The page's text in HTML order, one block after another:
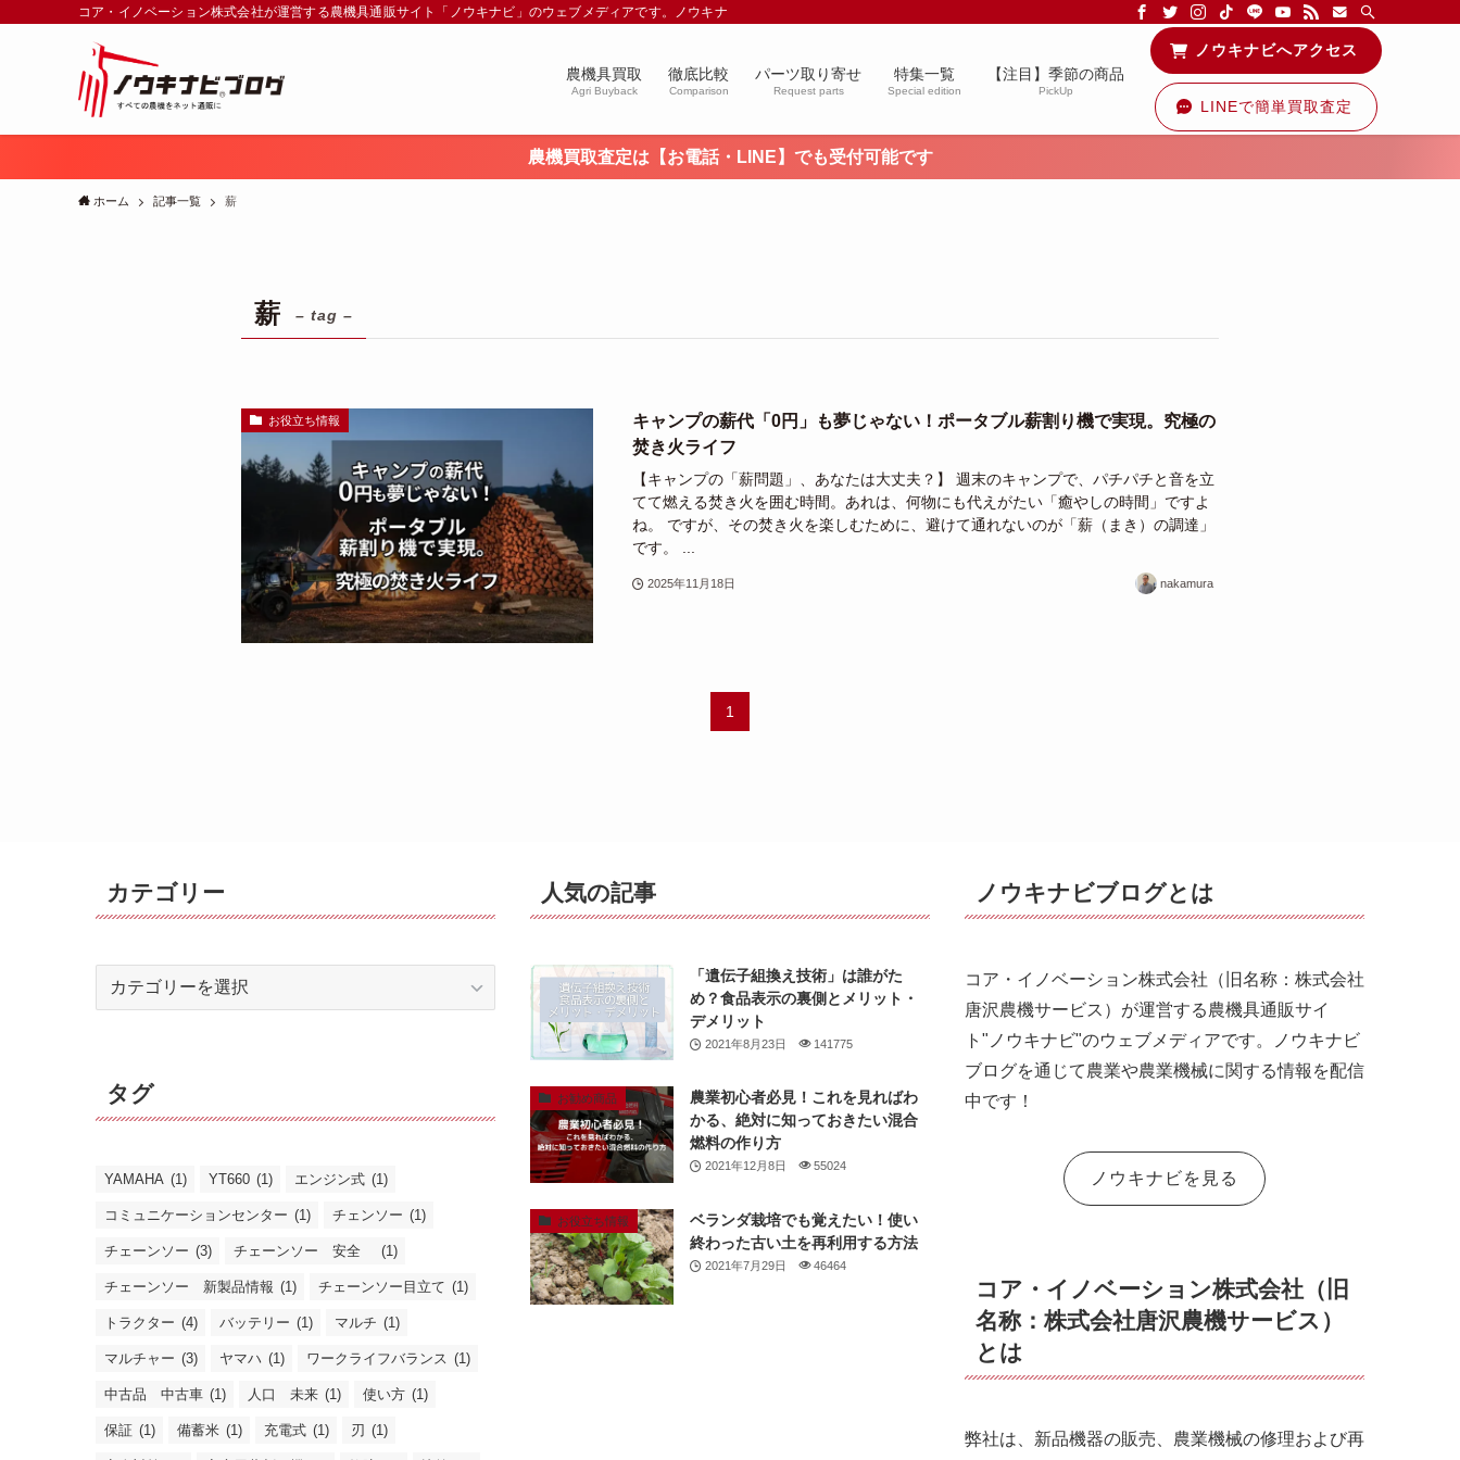
コア・イノベーション株式会社が運営する農機具通販サイト「ノウキナビ」のウェブメディアです。ノウキナビブログを通じて農業や農業機械に関する情報を配信中です！
農機具買取
Agri Buyback
徹底比較
Comparison
パーツ取り寄せ
Request parts
特集一覧
Special edition
【注目】季節の商品
PickUp
ノウキナビへアクセス
LINEで簡単買取査定
農機買取査定は【お電話・LINE】でも受付可能です
ホーム 記事一覧 薪
薪 – tag –
お役立ち情報
キャンプの薪代「0円」も夢じゃない！ポータブル薪割り機で実現。究極の
焚き火ライフ
【キャンプの「薪問題」、あなたは大丈夫？】 週末のキャンプで、パチパチと音を立
てて燃える焚き火を囲む時間。あれは、何物にも代えがたい「癒やしの時間」ですよ
ね。 ですが、その焚き火を楽しむために、避けて通れないのが「薪（まき）の調達」
です。 ...
2025年11月18日 nakamura
1
カテゴリー
テ
ータグ
YAMAHA (1) YT660 (1) エンジン式 (1)
コミュニケーションセンター (1) チェンソー (1)
チェーンソー (3) チェーンソー 安全 (1)
チェーンソー 新製品情報 (1) チェーンソー目立て (1)
トラクター (4) バッテリー (1) マルチ (1)
マルチャー (3) ヤマハ (1) ワークライフバランス (1)
中古品 中古車 (1) 人口 未来 (1) 使い方 (1)
保証 (1) 備蓄米 (1) 充電式 (1) 刃 (1)
人気の記事
「遺伝子組換え技術」は誰がた
め？食品表示の裏側とメリット・
デメリット
2021年8月23日 141775
お勧め商品
農業初心者必見！これを見ればわ
かる、絶対に知っておきたい混合
燃料の作り方
2021年12月8日 55024
お役立ち情報
ベランダ栽培でも覚えたい！使い
終わった古い土を再利用する方法
2021年7月29日 46464
ノウキナビブログとは
コア・イノベーション株式会社（旧名称：株式会社
唐沢農機サービス）が運営する農機具通販サイ
ト"ノウキナビ"のウェブメディアです。ノウキナビ
ブログを通じて農業や農業機械に関する情報を配信
中です！
ノウキナビを見る
コア・イノベーション株式会社（旧
名称：株式会社唐沢農機サービス）
とは
弊社は、新品機器の販売、農業機械の修理および再